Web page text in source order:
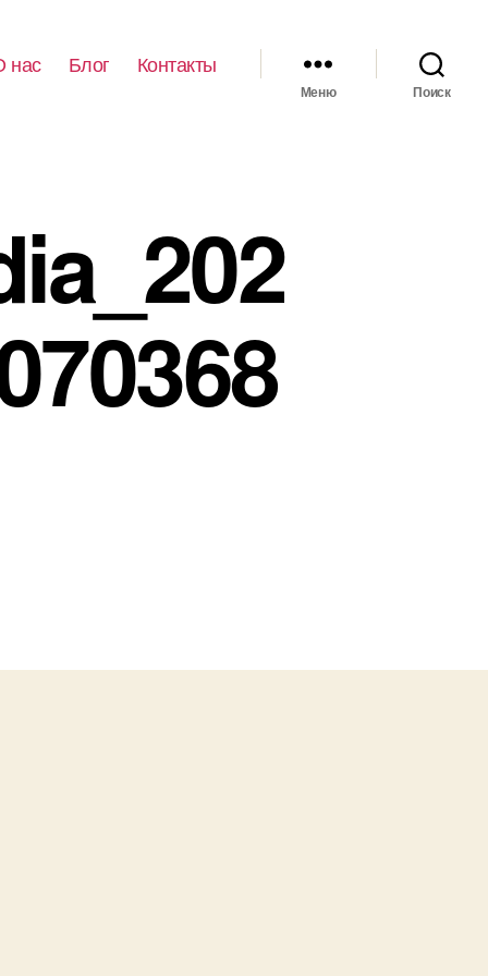
нас Блог Контакты
Меню Поиск